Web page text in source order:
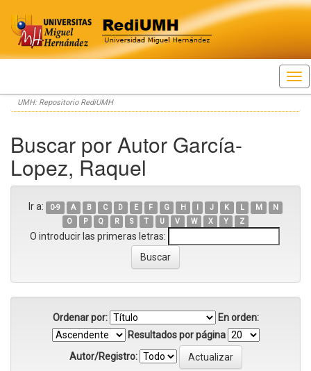
Skip
navigation
UMH: Repositorio RediUMH
Buscar por Autor García-
Lopez, Raquel
Ir a: 0-9 A B C D E F G H I J K L M
N
O
P Q R S T U V W X Y Z
O introducir las primeras letras:
Ordenar por:
En orden:
Resultados por página
Autor/Registro: